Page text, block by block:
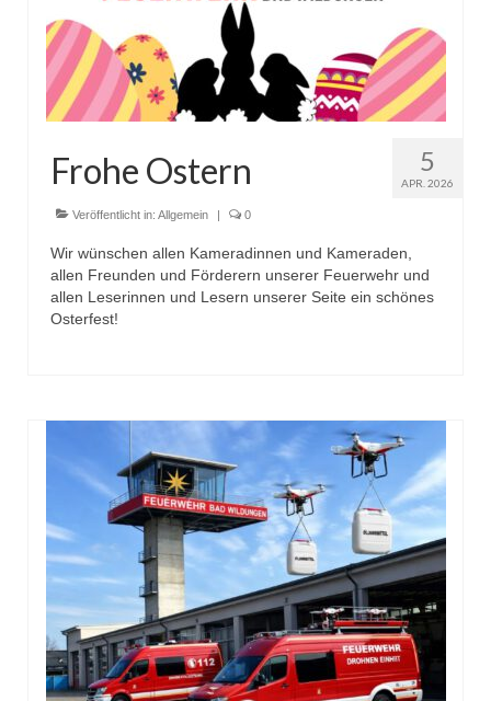
5
APR. 2026
Frohe Ostern
Veröffentlicht in: Allgemein | 0
Wir wünschen allen Kameradinnen und Kameraden,
allen Freunden und Förderern unserer Feuerwehr und
allen Leserinnen und Lesern unserer Seite ein schönes
Osterfest!